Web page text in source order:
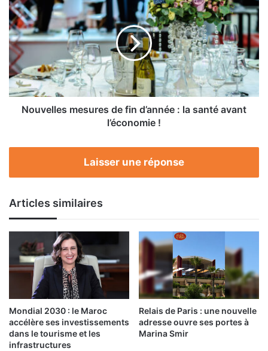
mesures
de
fin
d’année
la
santé
avant
l’économie
Nouvelles mesures de fin d’année : la santé avant
l’économie !
Laisser une réponse
Articles similaires
Mondial 2030 : le Maroc
accélère ses investissements
dans le tourisme et les
infrastructures
Relais de Paris : une nouvelle
adresse ouvre ses portes à
Marina Smir